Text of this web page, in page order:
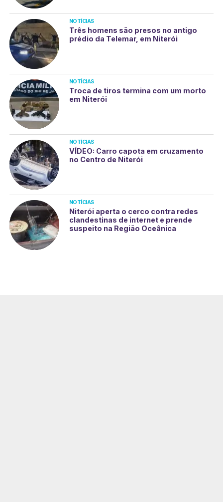
NOTÍCIAS
Três homens são presos no antigo
prédio da Telemar, em Niterói
NOTÍCIAS
Troca de tiros termina com um morto
em Niterói
NOTÍCIAS
VÍDEO: Carro capota em cruzamento
no Centro de Niterói
NOTÍCIAS
Niterói aperta o cerco contra redes
clandestinas de internet e prende
suspeito na Região Oceânica